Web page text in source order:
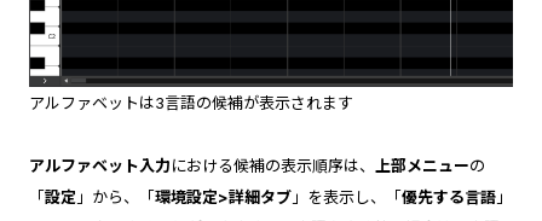
アルファベットは3言語の候補が表示されます
アルファベット入力における候補の表示順序は、 上部メニューの
「設定」から、「環境設定>詳細タブ」を表示し、「優先する言語」